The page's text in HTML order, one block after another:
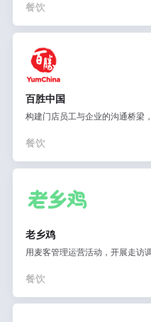
餐饮
百胜中国
构建门店员工与企业的沟通桥梁
餐饮
老乡鸡
用麦客管理运营活动，开展走访
餐饮